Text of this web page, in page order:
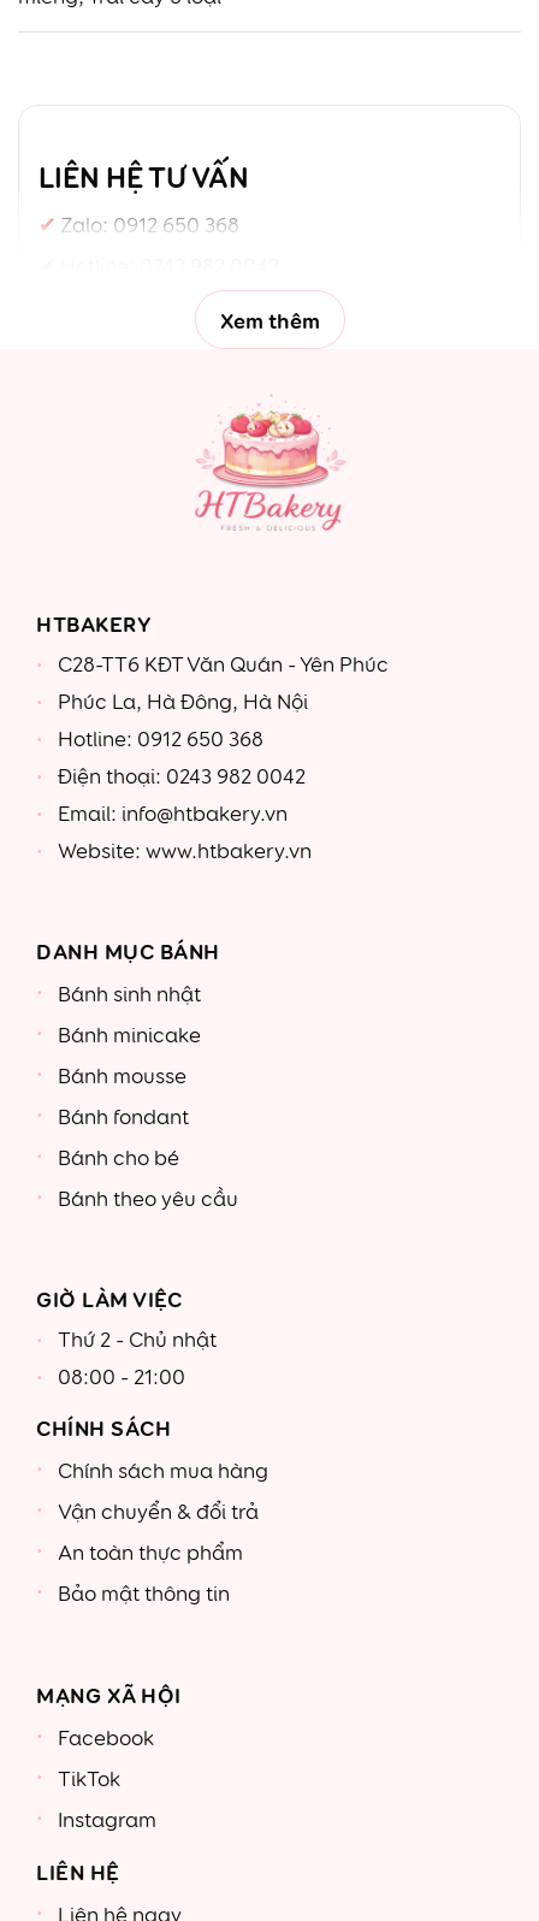
LIÊN HỆ TƯ VẤN
Zalo: 0912 650 368
Xem thêm
HTBAKERY
C28-TT6 KĐT Văn Quán - Yên Phúc
Phúc La, Hà Đông, Hà Nội
Hotline: 0912 650 368
Điện thoại: 0243 982 0042
Email: info@htbakery.vn
Website: www.htbakery.vn
DANH MỤC BÁNH
Bánh sinh nhật
Bánh minicake
Bánh mousse
Bánh fondant
Bánh cho bé
Bánh theo yêu cầu
GIỜ LÀM VIỆC
Thứ 2 - Chủ nhật
08:00 - 21:00
CHÍNH SÁCH
Chính sách mua hàng
Vận chuyển & đổi trả
An toàn thực phẩm
Bảo mật thông tin
MẠNG XÃ HỘI
Facebook
TikTok
Instagram
LIÊN HỆ